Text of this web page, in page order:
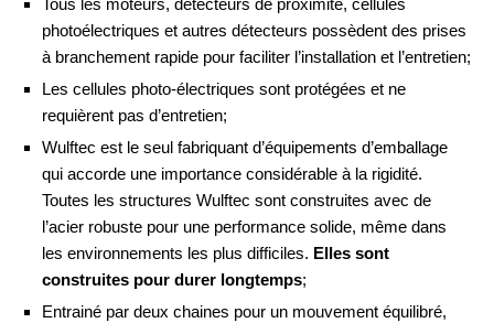
Tous les moteurs, détecteurs de proximité, cellules
photoélectriques et autres détecteurs possèdent des prises
à branchement rapide pour faciliter l’installation et l’entretien;
Les cellules photo-électriques sont protégées et ne
requièrent pas d’entretien;
Wulftec est le seul fabriquant d’équipements d’emballage
qui accorde une importance considérable à la rigidité.
Toutes les structures Wulftec sont construites avec de
l’acier robuste pour une performance solide, même dans
les environnements les plus difficiles. Elles sont
construites pour durer longtemps;
Entrainé par deux chaines pour un mouvement équilibré,